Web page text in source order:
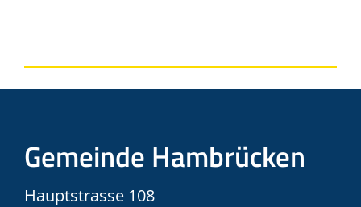
Gemeinde Hambrücken
Hauptstrasse 108